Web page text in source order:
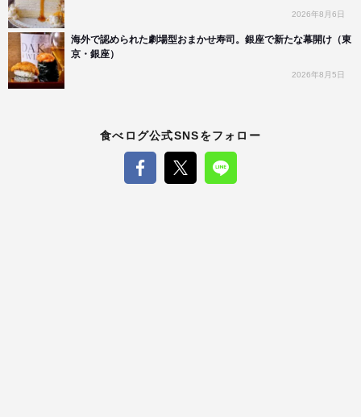
2026年8月6日
海外で認められた劇場型おまかせ寿司。銀座で新たな幕開け（東
京・銀座）
2026年8月5日
食べログ公式SNSをフォロー